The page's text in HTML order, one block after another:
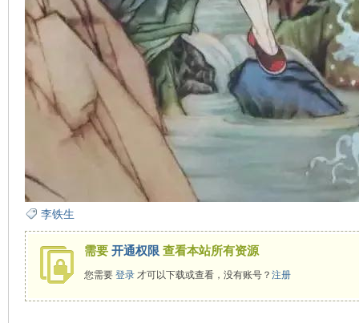
李铁生
需要 开通权限 查看本站所有资源
您需要 登录才可以下载或查看，没有账号？ 注册